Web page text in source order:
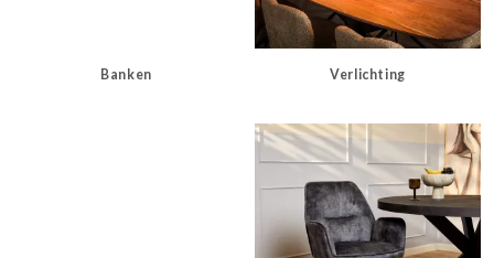
Banken Verlichting